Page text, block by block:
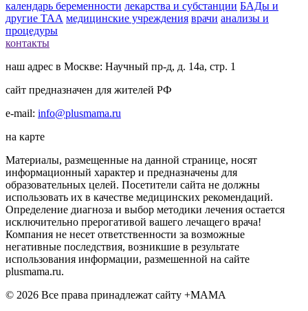
календарь беременности лекарства и субстанции БАДы и
другие ТАА медицинские учреждения врачи анализы и
процедуры
контакты
наш адрес в Москве: Научный пр-д, д. 14а, стр. 1
сайт предназначен для жителей РФ
e-mail: info@plusmama.ru
на карте
Материалы, размещенные на данной странице, носят
информационный характер и предназначены для
образовательных целей. Посетители сайта не должны
использовать их в качестве медицинских рекомендаций.
Определение диагноза и выбор методики лечения остается
исключительно прерогативой вашего лечащего врача!
Компания не несет ответственности за возможные
негативные последствия, возникшие в результате
использования информации, размешенной на сайте
plusmama.ru.
© 2026 Все права принадлежат сайту +МАМА